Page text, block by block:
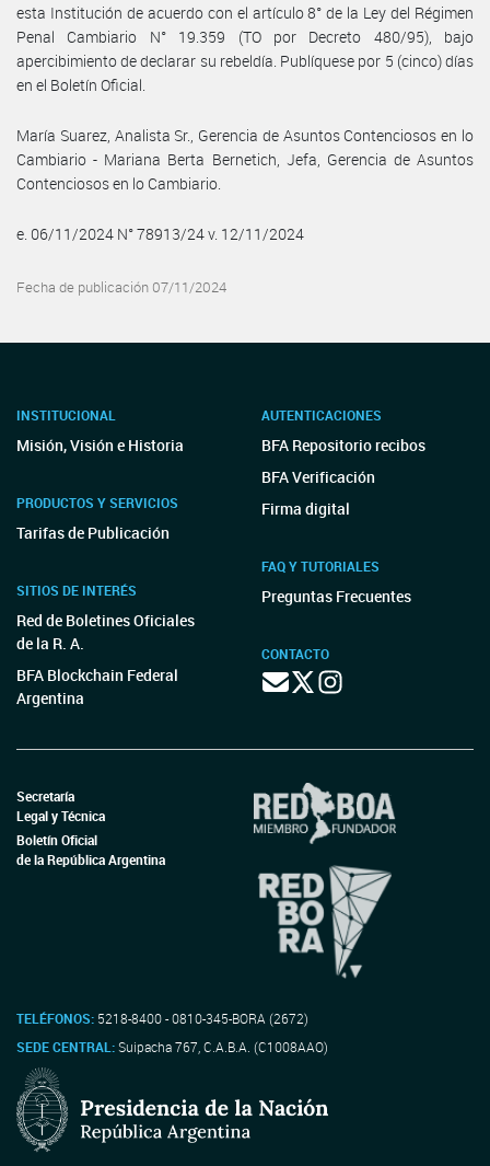
esta Institución de acuerdo con el artículo 8° de la Ley del Régimen
Penal Cambiario N° 19.359 (TO por Decreto 480/95), bajo
apercibimiento de declarar su rebeldía. Publíquese por 5 (cinco) días
en el Boletín Oficial.
María Suarez, Analista Sr., Gerencia de Asuntos Contenciosos en lo
Cambiario - Mariana Berta Bernetich, Jefa, Gerencia de Asuntos
Contenciosos en lo Cambiario.
e. 06/11/2024 N° 78913/24 v. 12/11/2024
Fecha de publicación 07/11/2024
INSTITUCIONAL
Misión, Visión e Historia
PRODUCTOS Y SERVICIOS
Tarifas de Publicación
SITIOS DE INTERÉS
Red de Boletines Oficiales
de la R. A.
BFA Blockchain Federal
Argentina
AUTENTICACIONES
BFA Repositorio recibos
BFA Verificación
Firma digital
FAQ Y TUTORIALES
Preguntas Frecuentes
CONTACTO
Secretaría
Legal y Técnica
Boletín Oficial
de la República Argentina
TELÉFONOS: 5218-8400 - 0810-345-BORA (2672)
SEDE CENTRAL:Suipacha 767, C.A.B.A. (C1008AAO)